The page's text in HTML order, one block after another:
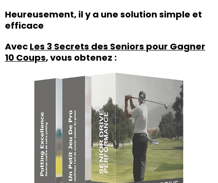
Heureusement, il y a une solution simple et
efficace
Avec Les 3 Secrets des Seniors pour Gagner
10 Coups, vous obtenez :